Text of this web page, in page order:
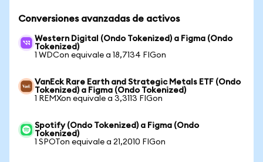
Conversiones avanzadas de activos
Western Digital (Ondo Tokenized) a Figma (Ondo
Tokenized)
1 WDCon equivale a 18,7134 FIGon
VanEck Rare Earth and Strategic Metals ETF (Ondo
Tokenized) a Figma (Ondo Tokenized)
1 REMXon equivale a 3,3113 FIGon
Spotify (Ondo Tokenized) a Figma (Ondo
Tokenized)
1 SPOTon equivale a 21,2010 FIGon